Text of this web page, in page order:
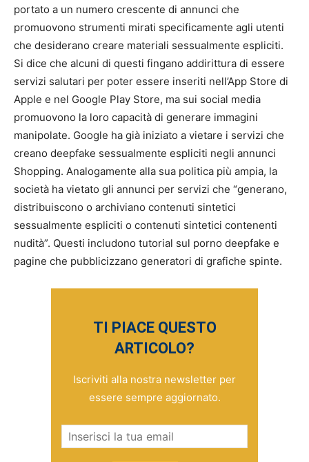
portato a un numero crescente di annunci che
promuovono strumenti mirati specificamente agli utenti
che desiderano creare materiali sessualmente espliciti.
Si dice che alcuni di questi fingano addirittura di essere
servizi salutari per poter essere inseriti nell’App Store di
Apple e nel Google Play Store, ma sui social media
promuovono la loro capacità di generare immagini
manipolate. Google ha già iniziato a vietare i servizi che
creano deepfake sessualmente espliciti negli annunci
Shopping. Analogamente alla sua politica più ampia, la
società ha vietato gli annunci per servizi che “generano,
distribuiscono o archiviano contenuti sintetici
sessualmente espliciti o contenuti sintetici contenenti
nudità”. Questi includono tutorial sul porno deepfake e
pagine che pubblicizzano generatori di grafiche spinte.
TI PIACE QUESTO
ARTICOLO?
Iscriviti alla nostra newsletter per
essere sempre aggiornato.